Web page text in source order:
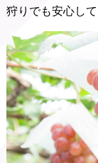
狩りでも安心し